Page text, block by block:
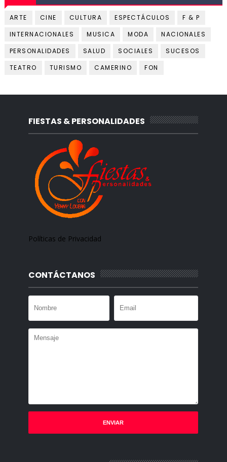
ARTE CINE CULTURA ESPECTÁCULOS
F & P
INTERNACIONALES
MUSICA MODA
NACIONALES
PERSONALIDADES
SALUD SOCIALES
SUCESOS
TEATRO
TURISMO CAMERINO FON
FIESTAS & PERSONALIDADES
Políticas de Privacidad
CONTÁCTANOS